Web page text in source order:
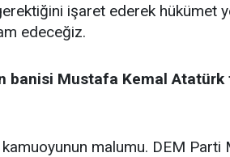
işaret ederek hükümet
edeceğiz.
banisi Mustafa Kemal
malumu. DEM Parti